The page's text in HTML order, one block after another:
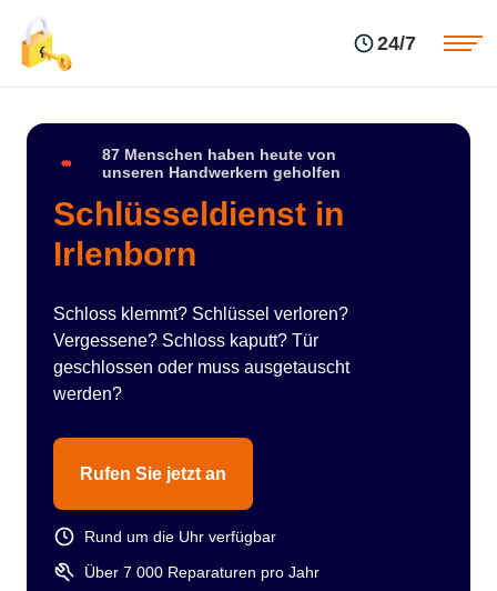
24/7
87 Menschen haben heute von
unseren Handwerkern geholfen
Schlüsseldienst in
Irlenborn
Schloss klemmt? Schlüssel verloren?
Vergessene? Schloss kaputt? Tür
geschlossen oder muss ausgetauscht
werden?
Rufen Sie jetzt an
Rund um die Uhr verfügbar
Über 7 000 Reparaturen pro Jahr